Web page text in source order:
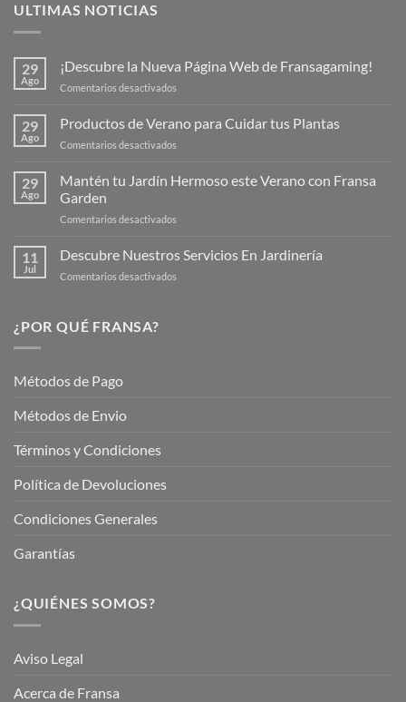
ULTIMAS NOTICIAS
29
Ago
¡Descubre la Nueva Página Web de Fransagaming!
Comentarios desactivados
Nueva
de
29
Ago
Productos de Verano para Cuidar tus Plantas
Comentarios desactivados
de
Verano
Plantas
29
Ago
Mantén tu Jardín Hermoso este Verano con Fransa
Garden
Comentarios desactivados
tu
Jardín
11
Jul
Descubre Nuestros Servicios En Jardinería
Comentarios desactivados
¿POR QUÉ FRANSA?
Métodos de Pago
Métodos de Envio
Términos y Condiciones
Política de Devoluciones
Condiciones Generales
Garantías
¿QUIÉNES SOMOS?
Aviso Legal
Acerca de Fransa